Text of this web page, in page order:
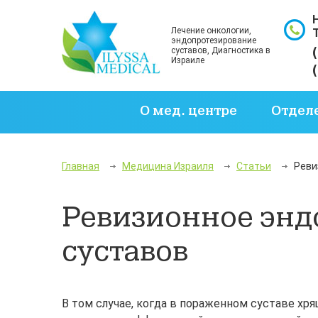
Лечение онкологии,
эндопротезирование
суставов, Диагностика в
Израиле
О мед. центре
Главная Медицина Израиля Статьи
Ревизионное
суставов
В том случае, когда в пораженном суставе